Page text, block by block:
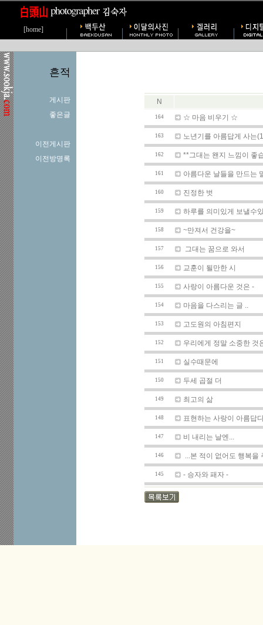
[home]
흔적
게시판
좋은글
이전게시판
이전방명록
N
164 ☆ 마음 비우기 ☆
163 노년기를 아름답게 사는
162 **그대는 왠지 느낌이 좋
161 아름다운 날들을 만드는
160 진정한 벗
159 하루를 의미있게 보낼수
158 ~만져서 건강을~
157 그대는 꿈으로 와서
156 교훈이 될만한 시
155 사랑이 아름다운 것은 -
154 마음을 다스리는 글 ..
153 고도원의 아침편지
152 우리에게 정말 소중한 것
151 실수때문에
150 두세 곱절 더
149 최고의 삶
148 표현하는 사랑이 아름답
147 비 내리는 날엔...
146 ...본 적이 없어도 행복을
145 - 승자와 패자 -